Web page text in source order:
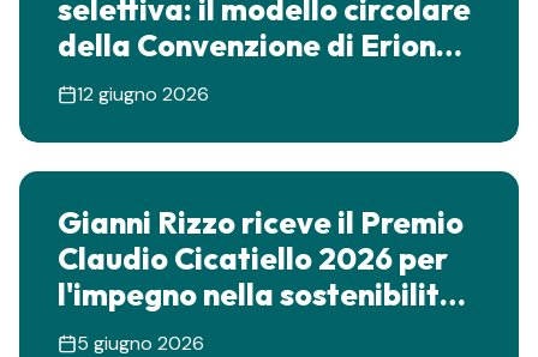
selettiva: il modello circolare
della Convenzione di Erion
Packaging
12 giugno 2026
Gianni Rizzo riceve il Premio
Claudio Cicatiello 2026 per
l'impegno nella sostenibilità
del Poseidonia Beach Club
5 giugno 2026